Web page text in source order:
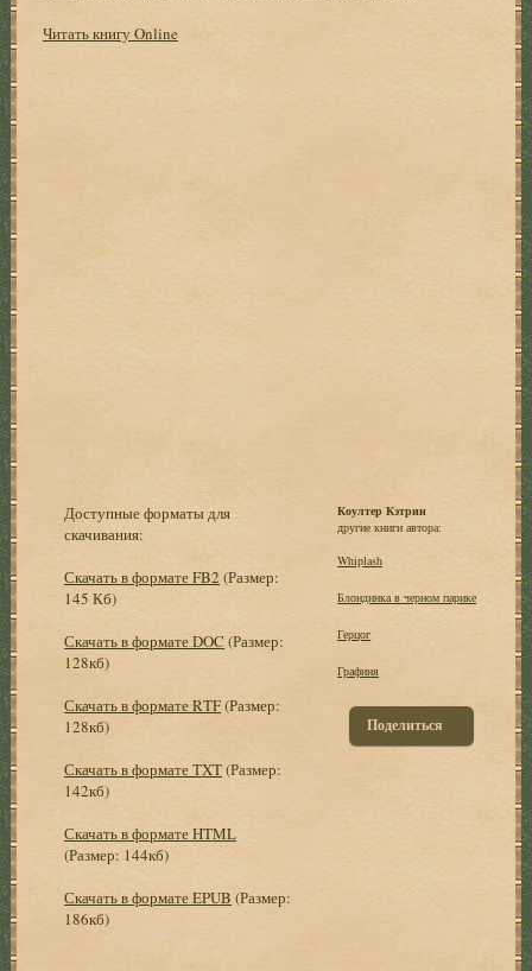
Читать книгу Online
Доступные форматы для
скачивания:
Скачать в формате FB2 (Размер:
145 Кб)
Скачать в формате DOC (Размер:
128кб)
Скачать в формате RTF(Размер:
128кб)
Скачать в формате TXT(Размер:
142кб)
Скачать в формате HTML
(Размер: 144кб)
Скачать в формате EPUB (Размер:
186кб)
Коултер Кэтрин
другие книги автора:
Whiplash
Блондинка в черном парике
Герцог
Графиня
Поделиться